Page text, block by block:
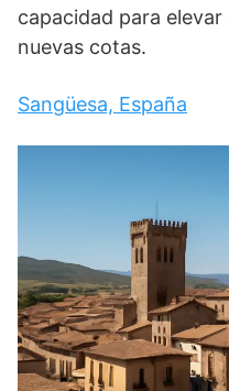
capacidad para
nuevas cotas.
Sangüesa, España